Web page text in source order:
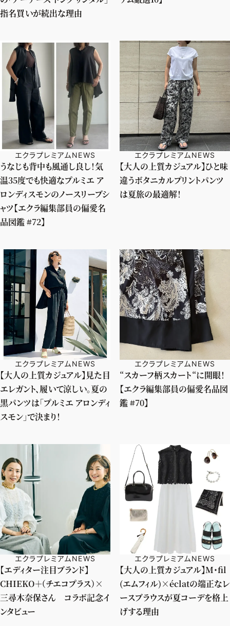
指名買いが続出な理由
エクラプレミアムNEWS
うなじも背中も風通し良し！気
温35度でも快適なプルミエ ア
ロンディスモンのノースリーブシ
ャツ【エクラ編集部員の偏愛名
品図鑑 #72】
エクラプレミアムNEWS
【大人の上質カジュアル】ひと味
違うボタニカルプリントパンツ
は夏旅の最適解！
エクラプレミアムNEWS
【大人の上質カジュアル】見た目
エレガント、履いて涼しい。夏の
黒パンツは「プルミエ アロンディ
スモン」で決まり！
エクラプレミアムNEWS
“スカーフ柄スカート“に開眼！
【エクラ編集部員の偏愛名品図
鑑 #70】
エクラプレミアムNEWS
【エディター注目ブランド】
CHIEKO＋（チエコプラス）×
三尋木奈保さん コラボ記念イ
ンタビュー
エクラプレミアムNEWS
【大人の上質カジュアル】M・fil
(エムフィル)×éclatの端正なレ
ースブラウスが夏コーデを格上
げする理由